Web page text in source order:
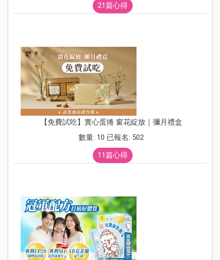
21篇心得
【免費試吃】實心蛋捲 窗花綻放｜彌月禮盒
數量: 10 已報名: 502
11篇心得